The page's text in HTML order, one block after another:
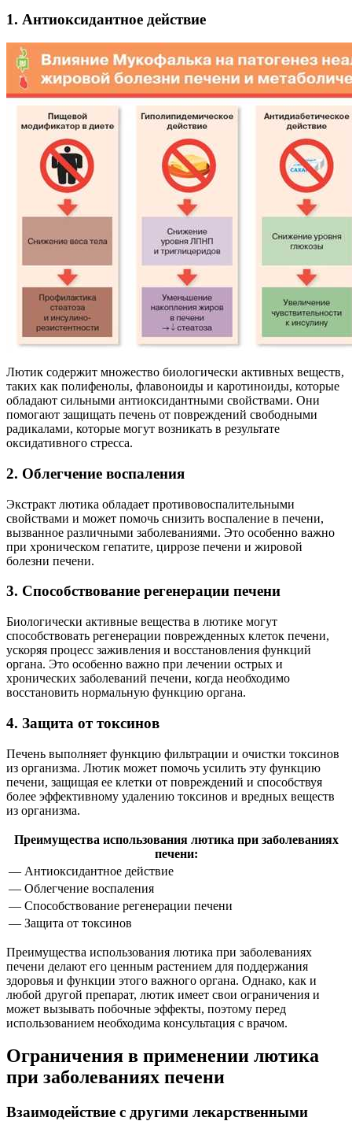
1. Антиоксидантное действие
Лютик содержит множество биологически активных веществ,
таких как полифенолы, флавоноиды и каротиноиды, которые
обладают сильными антиоксидантными свойствами. Они
помогают защищать печень от повреждений свободными
радикалами, которые могут возникать в результате
оксидативного стресса.
2. Облегчение воспаления
Экстракт лютика обладает противовоспалительными
свойствами и может помочь снизить воспаление в печени,
вызванное различными заболеваниями. Это особенно важно
при хроническом гепатите, циррозе печени и жировой
болезни печени.
3. Способствование регенерации печени
Биологически активные вещества в лютике могут
способствовать регенерации поврежденных клеток печени,
ускоряя процесс заживления и восстановления функций
органа. Это особенно важно при лечении острых и
хронических заболеваний печени, когда необходимо
восстановить нормальную функцию органа.
4. Защита от токсинов
Печень выполняет функцию фильтрации и очистки токсинов
из организма. Лютик может помочь усилить эту функцию
печени, защищая ее клетки от повреждений и способствуя
более эффективному удалению токсинов и вредных веществ
из организма.
Преимущества использования лютика при заболеваниях
печени:
— Антиоксидантное действие
— Облегчение воспаления
— Способствование регенерации печени
— Защита от токсинов
Преимущества использования лютика при заболеваниях
печени делают его ценным растением для поддержания
здоровья и функции этого важного органа. Однако, как и
любой другой препарат, лютик имеет свои ограничения и
может вызывать побочные эффекты, поэтому перед
использованием необходима консультация с врачом.
Ограничения в применении лютика
при заболеваниях печени
Взаимодействие с другими лекарственными